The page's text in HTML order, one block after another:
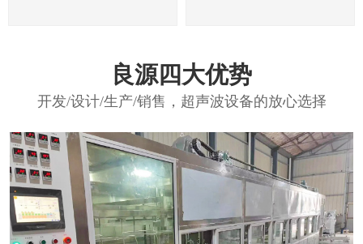
良源四大优势
开发/设计/生产/销售，超声波设备的放心选择